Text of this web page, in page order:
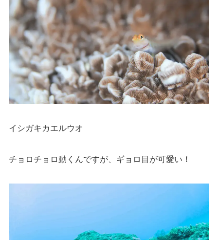
イシガキカエルウオ
チョロチョロ動くんですが、ギョロ目が可愛い！